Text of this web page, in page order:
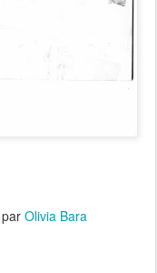
par Olivia Bara